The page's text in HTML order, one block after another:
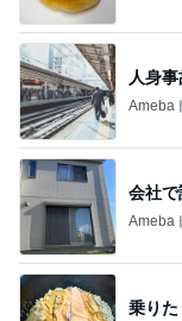
人身
Ameba
会社
Ameba
乗り